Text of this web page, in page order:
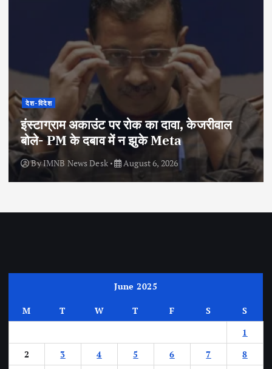
देश-विदेश
इंस्टाग्राम अकाउंट पर रोक का दावा, केजरीवाल
बोले- PM के दबाव में न झुके Meta
ByIMNB News Desk August 6, 2026
June 2025
M T W T F S
S
1
2
3 4 5 6 7
8